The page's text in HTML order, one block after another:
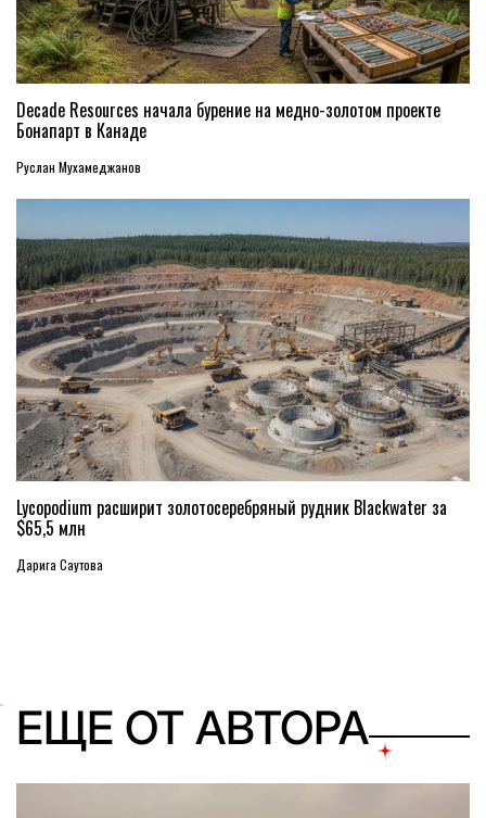
Decade Resources начала бурение на медно-золотом проекте
Бонапарт в Канаде
Руслан Мухамеджанов
Lycopodium расширит золотосеребряный рудник Blackwater за
$65,5 млн
Дарига Саутова
ЕЩЕ ОТ АВТОРА